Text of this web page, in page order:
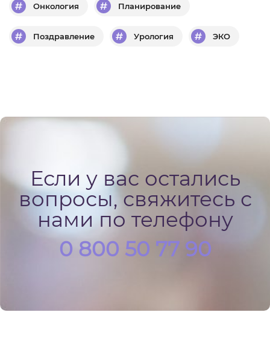
Онкология Планирование
Поздравление Урология ЭКО
Если у вас остались
вопросы, свяжитесь с
нами по телефону
0 800 50 77 90